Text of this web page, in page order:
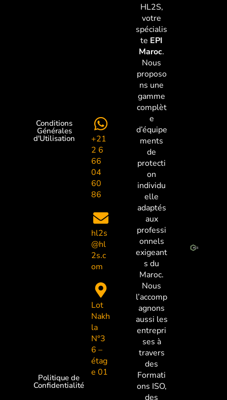
HL2S,
votre
spécialis
te EPI
Maroc.
Nous
proposo
ns une
gamme
complèt
e
d’équipe
ments
de
protecti
on
individu
elle
adaptés
aux
professi
onnels
exigeant
s du
Maroc.
Nous
l’accomp
agnons
aussi les
entrepri
ses à
travers
des
Formati
ons ISO,
des
+21
2 6
66
04
60
86
hl2s
@hl
2s.c
om
Lot
Nakh
la
N°3
6 –
étag
e 01
Conditions
Générales
d'Utilisation
Politique de
Confidentialité